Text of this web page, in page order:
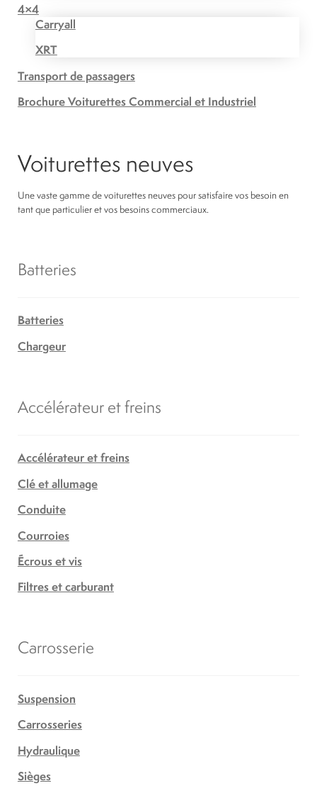
4×4
Carryall
XRT
Transport de passagers
Brochure Voiturettes Commercial et Industriel
Voiturettes neuves
Une vaste gamme de voiturettes neuves pour satisfaire vos besoin en
tant que particulier et vos besoins commerciaux.
Batteries
Batteries
Chargeur
Accélérateur et freins
Accélérateur et freins
Clé et allumage
Conduite
Courroies
Écrous et vis
Filtres et carburant
Carrosserie
Suspension
Carrosseries
Hydraulique
Sièges